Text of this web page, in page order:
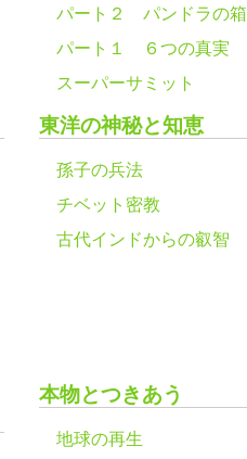
パート２ パンドラの箱
パート１ ６つの真実
スーパーサミット
東洋の神秘と知恵
孫子の兵法
チベット密教
古代インドからの叡智
本物とつきあう
地球の再生